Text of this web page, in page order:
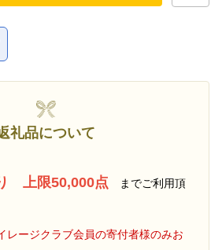
礼品について
上限50,000点
までご利用頂
レージクラブ会員の寄付者様のみお